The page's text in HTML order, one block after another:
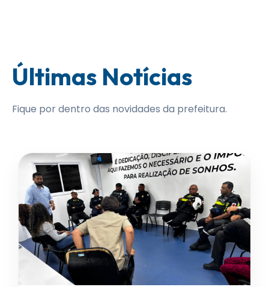
Últimas Notícias
Fique por dentro das novidades da prefeitura.